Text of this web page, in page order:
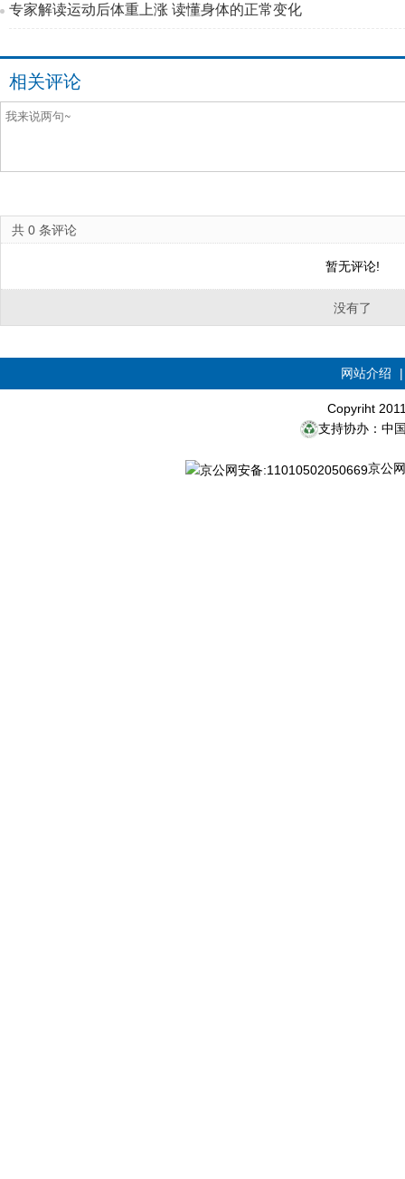
专家解读运动后体重上涨 读懂身体的正常变化
相关评论
共 0 条评论
暂无评论!
没有了
网站介绍
Copyriht
支持协办：中
京公